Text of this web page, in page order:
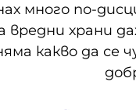
много по-
вредни храни
какво да се